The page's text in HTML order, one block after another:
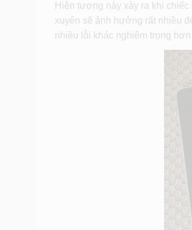
Hiện tượng này xảy ra khi
xuyên sẽ ảnh hưởng rất nhiều
nhiều lỗi khác nghiêm trọng